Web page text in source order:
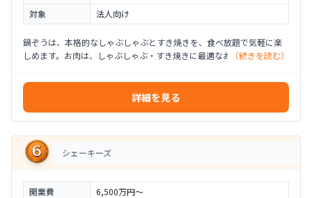
対象
法人向け
鍋ぞうは、本格的なしゃぶしゃぶとすき焼きを、食べ放題で気軽に楽
しめます。お肉は、しゃぶしゃぶ・すき焼きに最適なお肉を、一枚一
徹底することで、ベストな状態でお客様に提供します。
（続きを読む）
詳細を見る
シェーキーズ
開業費
6,500万円〜